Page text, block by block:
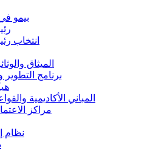
بيمو
انتخاب
الميثاق
برنامج التطوير
المباني الأكاديمية
مراكز
نظام